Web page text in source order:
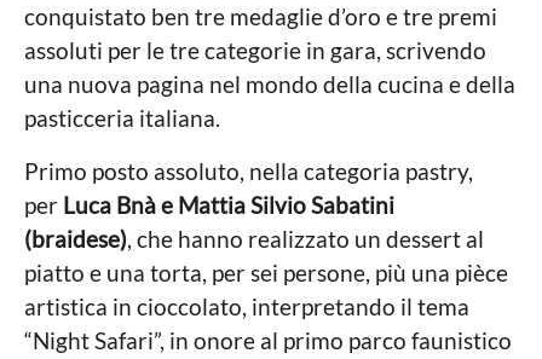
iconquistato ben tre medaglie d’oro e tre premi
assoluti per le tre categorie in gara, scrivendo
una nuova pagina nel mondo della cucina e della
pasticceria italiana.
Primo posto assoluto, nella categoria pastry,
per Luca Bnà e Mattia Silvio Sabatini
(braidese), che hanno realizzato un dessert al
piatto e una torta, per sei persone, più una pièce
artistica in cioccolato, interpretando il tema
“Night Safari”, in onore al primo parco faunistico